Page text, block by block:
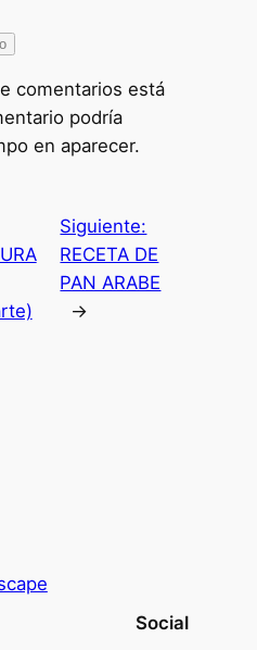
comentarios está
podría
en aparecer.
Siguiente:
RECETA DE
PAN ARABE
→
Social